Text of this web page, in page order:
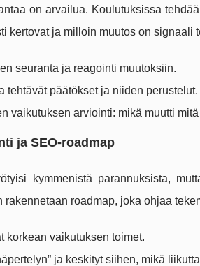
on arvailua. Koulutuksissa
kertovat ja milloin muutos on signaali
seuranta ja reagointi muutoksiin.
tehtävät päätökset ja niiden perustelut.
vaikutuksen arviointi: mikä muutti
ja SEO-roadmap
kymmenistä parannuksista,
rakennetaan roadmap, joka ohjaa
korkean vaikutuksen toimet.
ja keskityt siihen, mikä